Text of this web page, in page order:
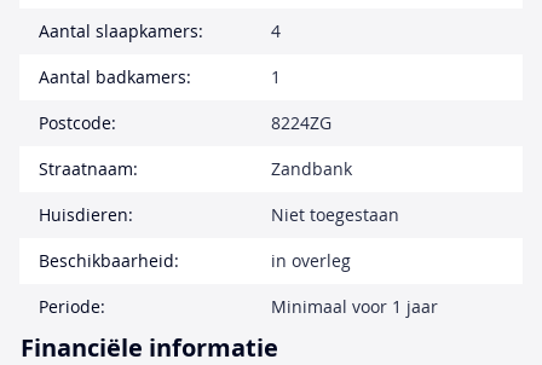
Aantal slaapkamers:
4
Aantal badkamers:
1
Postcode:
8224ZG
Straatnaam:
Zandbank
Huisdieren:
Niet toegestaan
Beschikbaarheid:
in overleg
Periode:
Minimaal voor 1 jaar
Financiële informatie